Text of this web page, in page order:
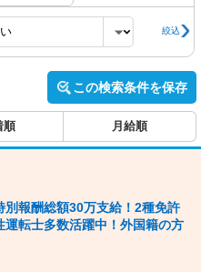
絞込
この検索条件を保存
順 月給順
別報酬総額30万支給！2種免許
運転士多数活躍中！外国籍の方